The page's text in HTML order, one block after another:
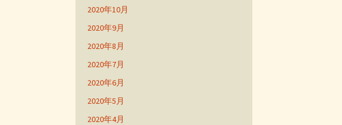
2020年10月
2020年9月
2020年8月
2020年7月
2020年6月
2020年5月
2020年4月